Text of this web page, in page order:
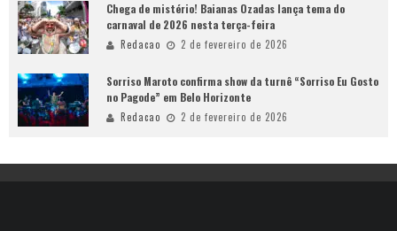
Chega de mistério! Baianas Ozadas lança tema do
carnaval de 2026 nesta terça-feira
Redacao 2 de fevereiro de 2026
Sorriso Maroto confirma show da turnê “Sorriso Eu Gosto
no Pagode” em Belo Horizonte
Redacao 2 de fevereiro de 2026